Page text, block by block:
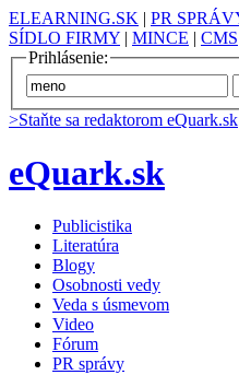
ELEARNING.SK | PR
SÍDLO FIRMY | MINCE | CMS
Prihlásenie:
>Staňte sa redaktorom eQuark.sk
eQuark.sk
Publicistika
Literatúra
Blogy
Osobnosti vedy
Veda s úsmevom
Video
Fórum
PR správy